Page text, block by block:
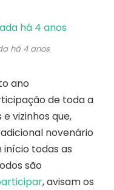
há 4 anos
ano
de toda a
vizinhos que,
novenário
início todas as
são
, avisam os